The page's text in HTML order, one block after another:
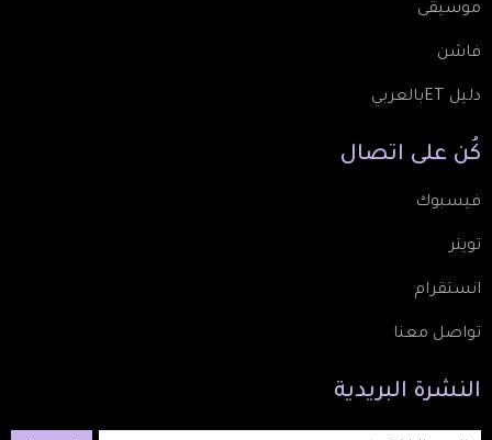
موسيقى
فاشن
دليل ETبالعربي
كُن على اتصال
فيسبوك
تويتر
انستقرام
تواصل معنا
النشرة البريدية